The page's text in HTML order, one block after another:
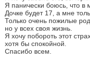
Я панически боюсь, что в
Дочке будет 17, а мне
Только очень пожилые
но у всех своя жизнь.
Я хочу побороть этот
хотя бы спокойной.
Спасибо всем.